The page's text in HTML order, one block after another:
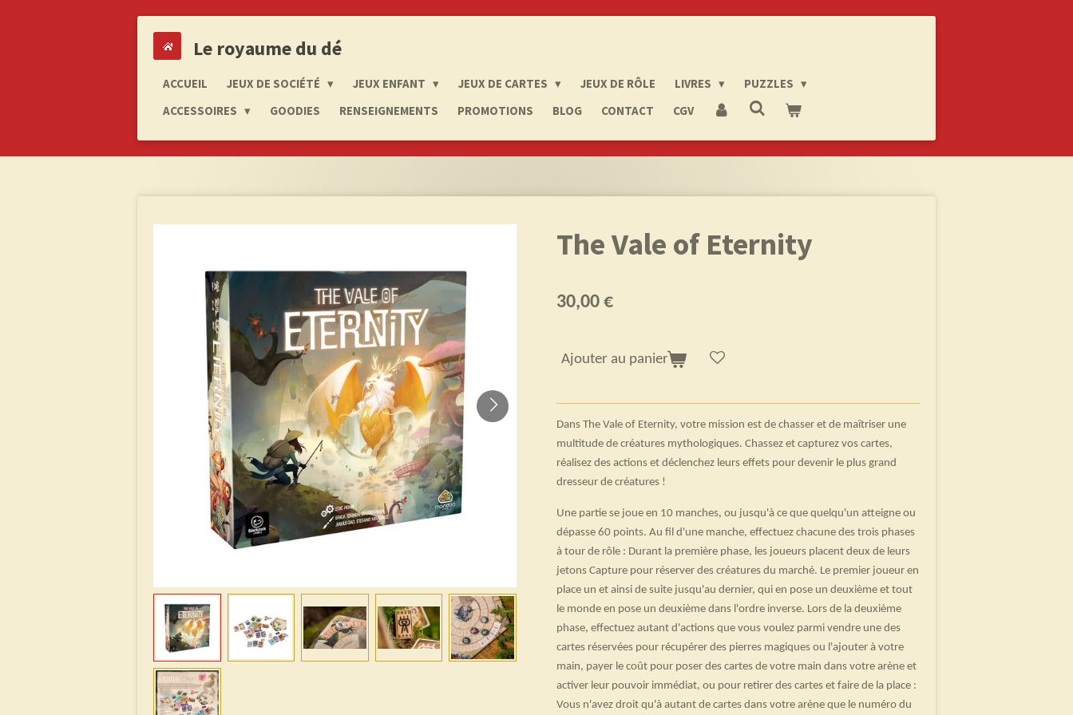
Le royaume du dé
ACCUEIL JEUX DE SOCIÉTÉ JEUX ENFANT JEUX DE CARTES JEUX DE RÔLE LIVRES
PUZZLES
ACCESSOIRES
GOODIES RENSEIGNEMENTS PROMOTIONS BLOG CONTACT CGV
The Vale of Eternity
30,00 €
Ajouter au panier
Dans The Vale of Eternity, votre mission est de chasser et de maîtriser une
multitude de créatures mythologiques. Chassez et capturez vos cartes,
réalisez des actions et déclenchez leurs effets pour devenir le plus grand
dresseur de créatures !
Une partie se joue en 10 manches, ou jusqu'à ce que quelqu'un atteigne ou
dépasse 60 points. Au fil d'une manche, effectuez chacune des trois phases
à tour de rôle : Durant la première phase, les joueurs placent deux de leurs
jetons Capture pour réserver des créatures du marché. Le premier joueur en
place un et ainsi de suite jusqu'au dernier, qui en pose un deuxième et tout
le monde en pose un deuxième dans l'ordre inverse. Lors de la deuxième
phase, effectuez autant d'actions que vous voulez parmi vendre une des
cartes réservées pour récupérer des pierres magiques ou l'ajouter à votre
main, payer le coût pour poser des cartes de votre main dans votre arène et
activer leur pouvoir immédiat, ou pour retirer des cartes et faire de la place :
Vous n'avez droit qu'à autant de cartes dans votre arène que le numéro du